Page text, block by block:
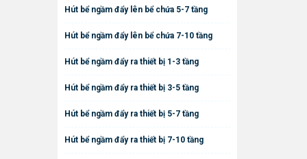
Hút bể ngầm đẩy lên bể chứa 5-7 tầng
Hút bể ngầm đẩy lên bể chứa 7-10 tầng
Hút bể ngầm đẩy ra thiết bị 1-3 tầng
Hút bể ngầm đẩy ra thiết bị 3-5 tầng
Hút bể ngầm đẩy ra thiết bị 5-7 tầng
Hút bể ngầm đẩy ra thiết bị 7-10 tầng